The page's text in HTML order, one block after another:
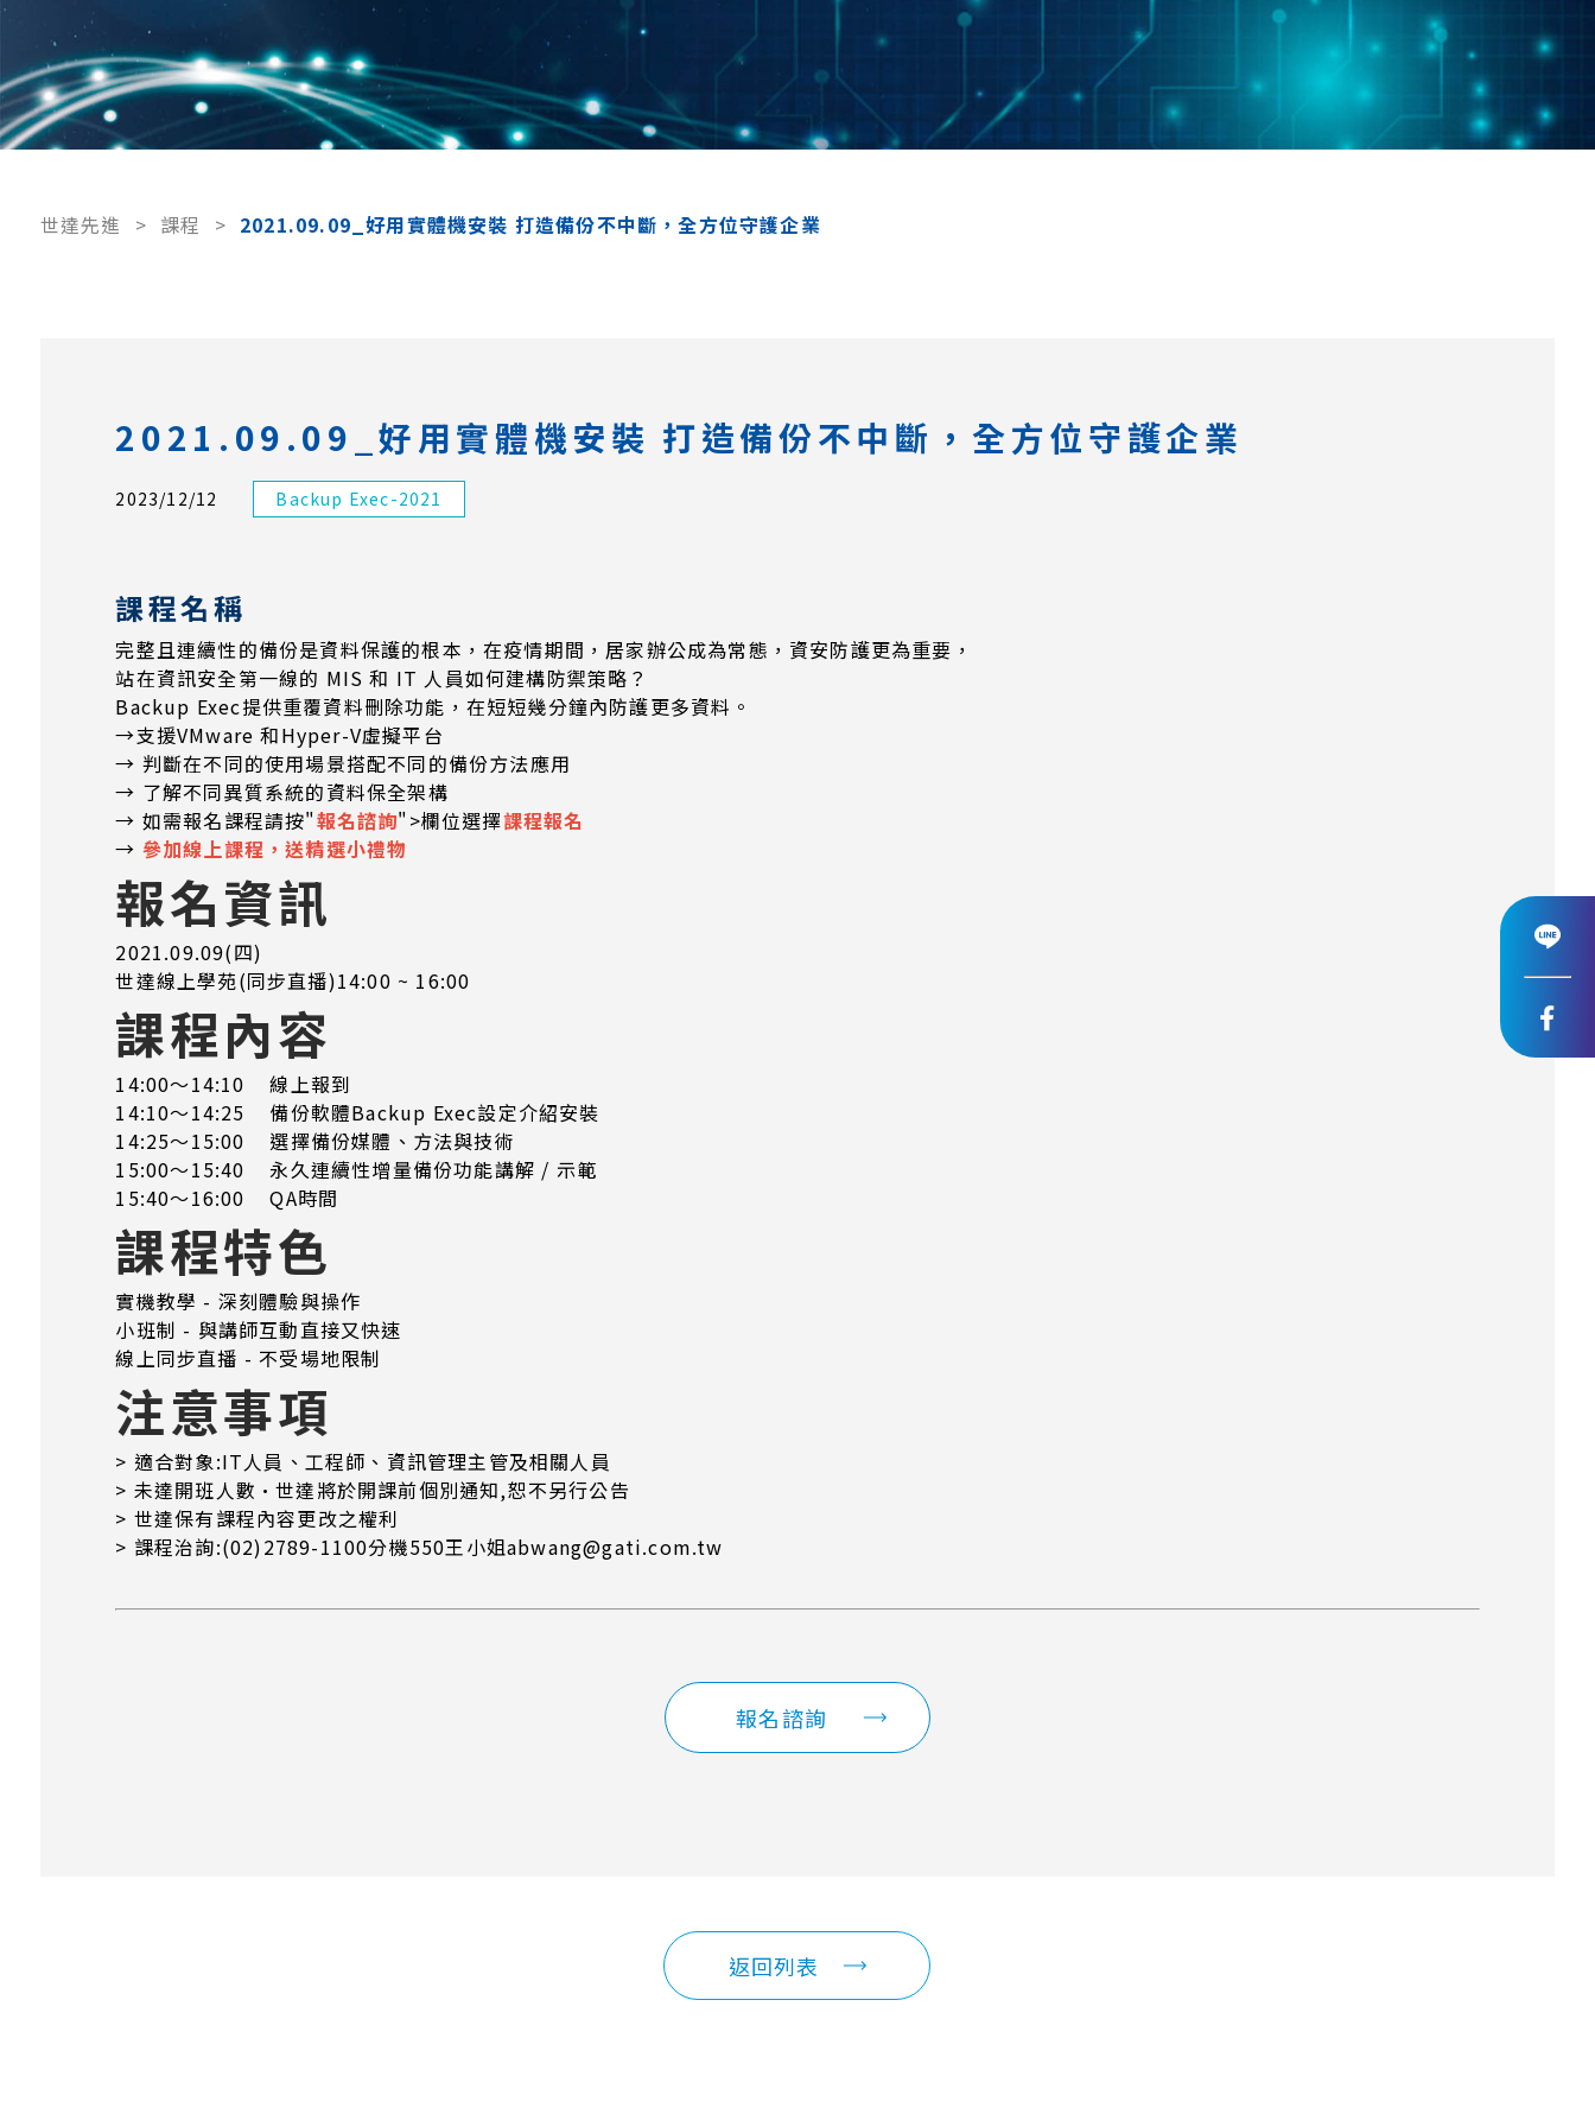
世達先進 > 課程 > 2021.09.09_好用實體機安裝 打造備份不中斷，全方位守護企業
2021.09.09_好用實體機安裝 打造備份不中斷，全方位守護企業
2023/12/12 Backup Exec-2021
課程名稱
完整且連續性的備份是資料保護的根本，在疫情期間，居家辦公成為常態，資安防護更為重要，
站在資訊安全第一線的 MIS 和 IT 人員如何建構防禦策略？
Backup Exec提供重覆資料刪除功能，在短短幾分鐘內防護更多資料。
→支援VMware 和Hyper-V虛擬平台
→ 判斷在不同的使用場景搭配不同的備份方法應用
→ 了解不同異質系統的資料保全架構
→ 如需報名課程請按"報名諮詢">欄位選擇課程報名
→ 參加線上課程，送精選小禮物
報名資訊
2021.09.09(四)
世達線上學苑(同步直播)14:00 ~ 16:00
課程內容
14:00～14:10 線上報到
14:10～14:25 備份軟體Backup Exec設定介紹安裝
14:25～15:00 選擇備份媒體、方法與技術
15:00～15:40 永久連續性增量備份功能講解 / 示範
15:40～16:00 QA時間
課程特色
實機教學 - 深刻體驗與操作
小班制 - 與講師互動直接又快速
線上同步直播 - 不受場地限制
注意事項
> 適合對象:IT人員、工程師、資訊管理主管及相關人員
> 未達開班人數·世達將於開課前個別通知,恕不另行公告
> 世達保有課程內容更改之權利
> 課程治詢:(02)2789-1100分機550王小姐abwang@gati.com.tw
報名諮詢
返回列表